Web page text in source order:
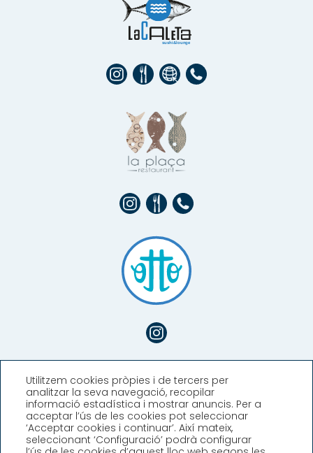
Utilitzem cookies pròpies i de tercers per
analitzar la seva navegació, recopilar
informació estadística i mostrar anuncis. Per a
acceptar l’ús de les cookies pot seleccionar
‘Acceptar cookies i continuar’. Així mateix,
seleccionant ‘Configuració’ podrà configurar